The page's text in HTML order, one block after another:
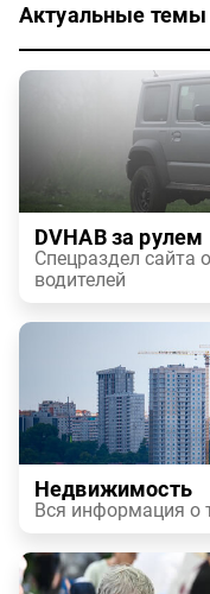
Актуальные темы
DVHAB за рулем
Спецраздел сайта
водителей
Недвижимость
Вся информация о